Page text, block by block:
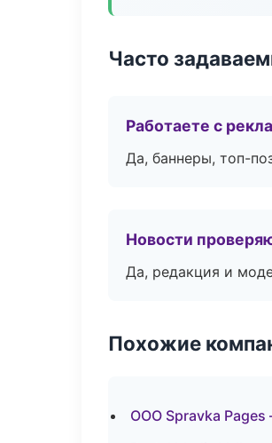
Часто
Работаете с
Да, баннеры, топ-
Новости
Да, редакция и
Похожие
ООО Spravka